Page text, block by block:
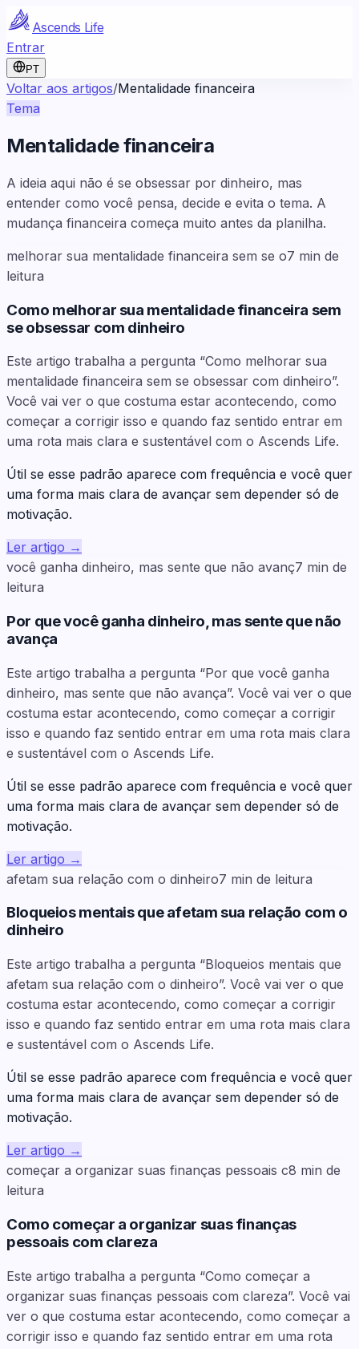
Ascends Life
Entrar
PT
Voltar aos artigos/Mentalidade financeira
Tema
Mentalidade financeira
A ideia aqui não é se obsessar por dinheiro, mas
entender como você pensa, decide e evita o tema. A
mudança financeira começa muito antes da planilha.
melhorar sua mentalidade financeira sem se o7 min de
leitura
Como melhorar sua mentalidade financeira sem
se obsessar com dinheiro
Este artigo trabalha a pergunta “Como melhorar sua
mentalidade financeira sem se obsessar com dinheiro”.
Você vai ver o que costuma estar acontecendo, como
começar a corrigir isso e quando faz sentido entrar em
uma rota mais clara e sustentável com o Ascends Life.
Útil se esse padrão aparece com frequência e você quer
uma forma mais clara de avançar sem depender só de
motivação.
Ler artigo →
você ganha dinheiro, mas sente que não avanç7 min de
leitura
Por que você ganha dinheiro, mas sente que não
avança
Este artigo trabalha a pergunta “Por que você ganha
dinheiro, mas sente que não avança”. Você vai ver o que
costuma estar acontecendo, como começar a corrigir
isso e quando faz sentido entrar em uma rota mais clara
e sustentável com o Ascends Life.
Útil se esse padrão aparece com frequência e você quer
uma forma mais clara de avançar sem depender só de
motivação.
Ler artigo →
afetam sua relação com o dinheiro7 min de leitura
Bloqueios mentais que afetam sua relação com o
dinheiro
Este artigo trabalha a pergunta “Bloqueios mentais que
afetam sua relação com o dinheiro”. Você vai ver o que
costuma estar acontecendo, como começar a corrigir
isso e quando faz sentido entrar em uma rota mais clara
e sustentável com o Ascends Life.
Útil se esse padrão aparece com frequência e você quer
uma forma mais clara de avançar sem depender só de
motivação.
Ler artigo →
começar a organizar suas finanças pessoais c8 min de
leitura
Como começar a organizar suas finanças
pessoais com clareza
Este artigo trabalha a pergunta “Como começar a
organizar suas finanças pessoais com clareza”. Você vai
ver o que costuma estar acontecendo, como começar a
corrigir isso e quando faz sentido entrar em uma rota